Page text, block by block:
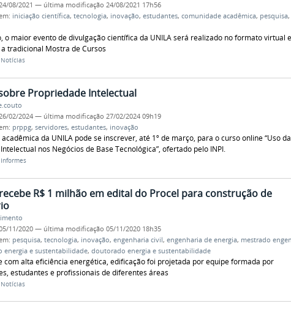
08/2021 — última modificação 24/08/2021 17h56
iniciação científica, tecnologia, inovação, estudantes, comunidade acadêmica, pesquisa,
o maior evento de divulgação científica da UNILA será realizado no formato virtual
tradicional Mostra de Cursos
Notícias
Propriedade Intelectual
02/2024 — última modificação 27/02/2024 09h19
prppg, servidores, estudantes, inovação
da UNILA pode se inscrever, até 1º de março, para o curso online “Uso da
nos Negócios de Base Tecnológica”, ofertado pelo INPI.
Informes
R$ 1 milhão em edital do Procel para construção de
11/2020 — última modificação 05/11/2020 18h35
pesquisa, tecnologia, inovação, engenharia civil, engenharia de energia, mestrado
energia e sustentabilidade, doutorado energia e sustentabilidade
com alta eficiência energética, edificação foi projetada por equipe formada por
estudantes e profissionais de diferentes áreas
Notícias